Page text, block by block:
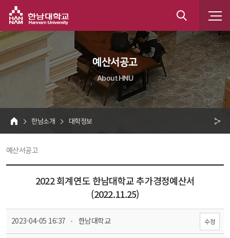
통
합
검
색
예산서공고
About HNU
HOME
한남소개 대학정보
유
예산서공고
2022 회계연도 한남대학교 추가경정예산서
(2022.11.25)
2023-04-05 16:37 한남대학교 수정